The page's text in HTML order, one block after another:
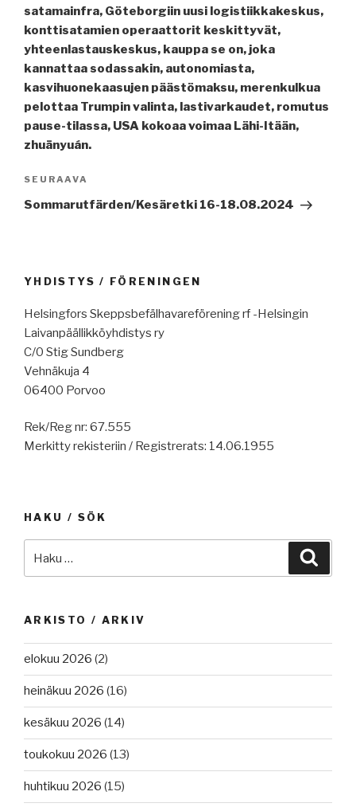
satamainfra, Göteborgiin uusi logistiikkakeskus,
konttisatamien operaattorit keskittyvät,
yhteenlastauskeskus, kauppa se on, joka
kannattaa sodassakin, autonomiasta,
kasvihuonekaasujen päästömaksu, merenkulkua
pelottaa Trumpin valinta, lastivarkaudet, romutus
pause-tilassa, USA kokoaa voimaa Lähi-Itään,
zhuānyuán.
Seuraava
artikkeli
SEURAAVA
Sommarutfärden/Kesäretki 16-18.08.2024
YHDISTYS / FÖRENINGEN
Helsingfors Skeppsbefälhavareförening rf -Helsingin
Laivanpäällikköyhdistys ry
C/0 Stig Sundberg
Vehnäkuja 4
06400 Porvoo
Rek/Reg nr: 67.555
Merkitty rekisteriin / Registrerats: 14.06.1955
HAKU / SÖK
ARKISTO / ARKIV
elokuu 2026 (2)
heinäkuu 2026 (16)
kesäkuu 2026 (14)
toukokuu 2026 (13)
huhtikuu 2026 (15)